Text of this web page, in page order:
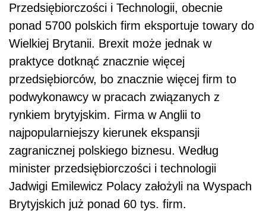
Przedsiębiorczości i Technologii, obecnie
ponad 5700 polskich firm eksportuje towary do
Wielkiej Brytanii. Brexit może jednak w
praktyce dotknąć znacznie więcej
przedsiębiorców, bo znacznie więcej firm to
podwykonawcy w pracach związanych z
rynkiem brytyjskim. Firma w Anglii to
najpopularniejszy kierunek ekspansji
zagranicznej polskiego biznesu. Według
minister przedsiębiorczości i technologii
Jadwigi Emilewicz Polacy założyli na Wyspach
Brytyjskich już ponad 60 tys. firm.